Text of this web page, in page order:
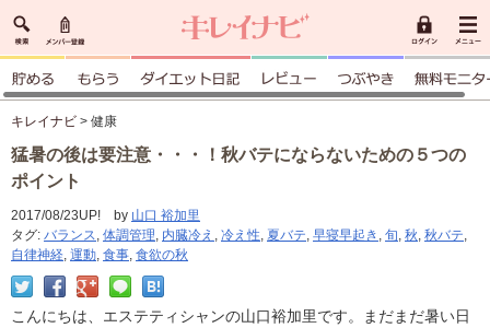
キレイナビ > 健康
猛暑の後は要注意・・・！秋バテにならないための５つの
ポイント
2017/08/23UP! by 山口 裕加里
タグ: バランス, 体調管理, 内臓冷え , 冷え性, 夏バテ, 早寝早起き , 旬, 秋, 秋バテ,
自律神経, 運動, 食事, 食欲の秋
こんにちは、エステティシャンの山口裕加里です。まだまだ暑い日